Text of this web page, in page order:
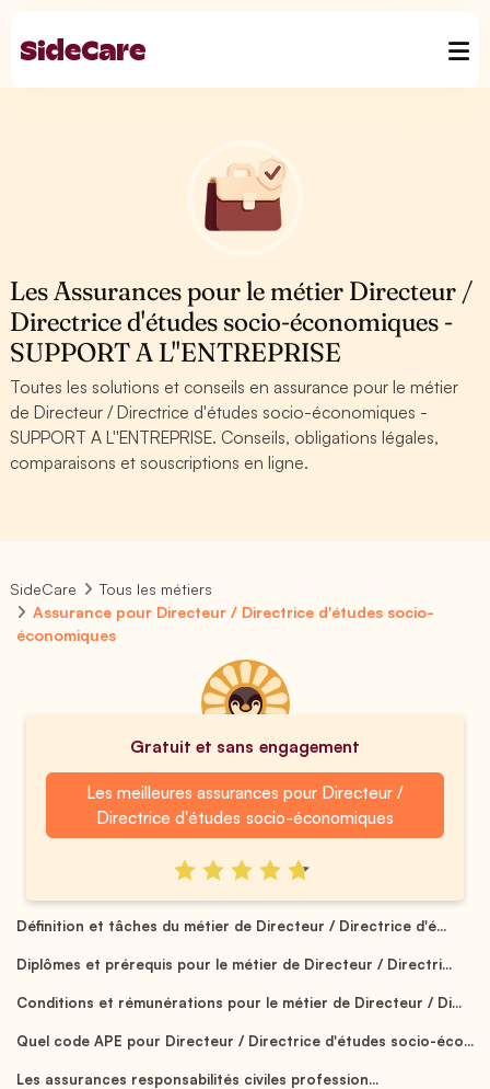
Les Assurances pour le métier Directeur /
Directrice d'études socio-économiques -
SUPPORT A L''ENTREPRISE
Toutes les solutions et conseils en assurance pour le métier
de Directeur / Directrice d'études socio-économiques -
SUPPORT A L''ENTREPRISE. Conseils, obligations légales,
comparaisons et souscriptions en ligne.
SideCare
Tous les métiers
Assurance pour Directeur / Directrice d'études socio-
économiques
Gratuit et sans engagement
Les meilleures assurances pour Directeur /
Directrice d'études socio-économiques
Définition et tâches du métier de Directeur / Directrice d'é...
Diplômes et prérequis pour le métier de Directeur / Directri...
Conditions et rémunérations pour le métier de Directeur / Di...
Quel code APE pour Directeur / Directrice d'études socio-éco...
Les assurances responsabilités civiles profession...